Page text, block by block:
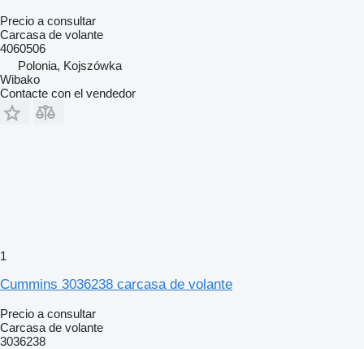
Precio a consultar
Carcasa de volante
4060506
Polonia, Kojszówka
Wibako
Contacte con el vendedor
1
Cummins 3036238 carcasa de volante
Precio a consultar
Carcasa de volante
3036238